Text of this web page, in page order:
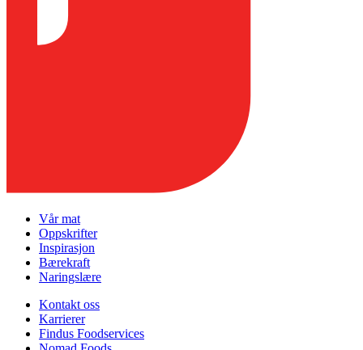
Vår mat
Oppskrifter
Inspirasjon
Bærekraft
Naringslære
Kontakt oss
Karrierer
Findus Foodservices